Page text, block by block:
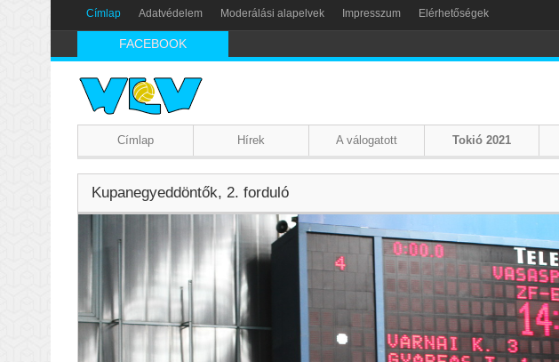
Címlap Adatvédelem Moderálási alapelvek Impresszum Elérhetőségek
FACEBOOK
Címlap Hírek A válogatott Tokió 2021
Kupanegyeddöntők, 2. forduló